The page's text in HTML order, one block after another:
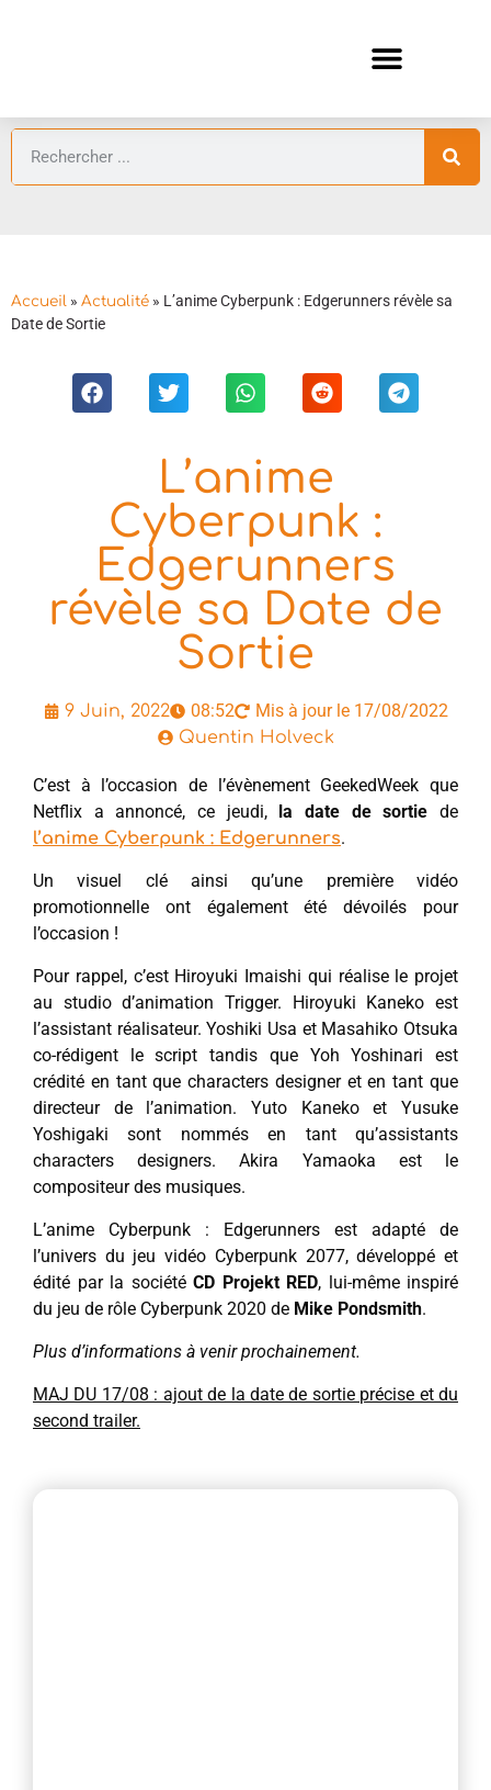
Accueil » Actualité » L’anime Cyberpunk : Edgerunners révèle sa
Date de Sortie
L’anime
Cyberpunk :
Edgerunners
révèle sa Date de
Sortie
9 Juin, 2022 08:52 Mis à jour le 17/08/2022
Quentin Holveck
C’est à l’occasion de l’évènement GeekedWeek que
Netflix a annoncé, ce jeudi, la date de sortie de
l’anime Cyberpunk : Edgerunners.
Un visuel clé ainsi qu’une première vidéo
promotionnelle ont également été dévoilés pour
l’occasion !
Pour rappel, c’est Hiroyuki Imaishi qui réalise le projet
au studio d’animation Trigger. Hiroyuki Kaneko est
l’assistant réalisateur. Yoshiki Usa et Masahiko Otsuka
co-rédigent le script tandis que Yoh Yoshinari est
crédité en tant que characters designer et en tant que
directeur de l’animation. Yuto Kaneko et Yusuke
Yoshigaki sont nommés en tant qu’assistants
characters designers. Akira Yamaoka est le
compositeur des musiques.
L’anime Cyberpunk : Edgerunners est adapté de
l’univers du jeu vidéo Cyberpunk 2077, développé et
édité par la société CD Projekt RED, lui-même inspiré
du jeu de rôle Cyberpunk 2020 de Mike Pondsmith.
Plus d’informations à venir prochainement.
MAJ DU 17/08 : ajout de la date de sortie précise et du
second trailer.